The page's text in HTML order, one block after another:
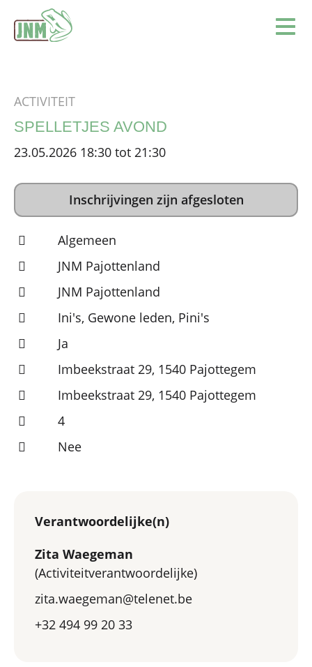
ACTIVITEIT
SPELLETJES AVOND
23.05.2026 18:30 tot 21:30
Inschrijvingen zijn afgesloten
Algemeen
JNM Pajottenland
JNM Pajottenland
Ini's, Gewone leden, Pini's
Ja
Imbeekstraat 29, 1540 Pajottegem
Imbeekstraat 29, 1540 Pajottegem
4
Nee
Verantwoordelijke(n)
Zita Waegeman
(Activiteitverantwoordelijke)
zita.waegeman@telenet.be
+32 494 99 20 33